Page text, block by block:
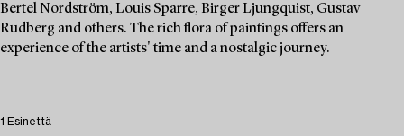
Bertel Nordström, Louis Sparre, Birger Ljungquist, Gustav
Rudberg and others. The rich flora of paintings offers an
experience of the artists' time and a nostalgic journey.
1 Esinettä